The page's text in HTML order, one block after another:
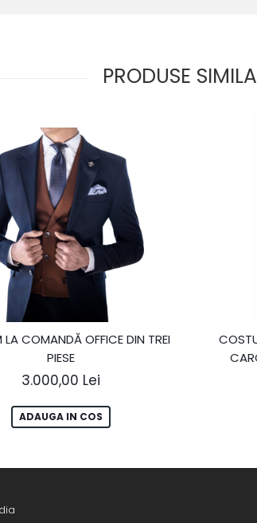
PRODUSE
COMANDĂ OFFICE DIN TREI
PIESE
3.000,00 Lei
ADAUGA IN COS